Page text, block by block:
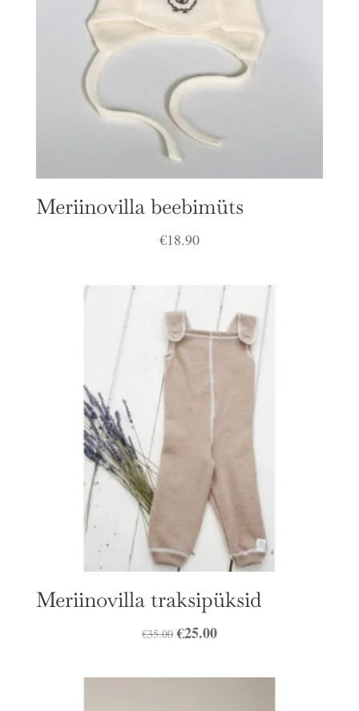
Meriinovilla beebimüts
€18.90
Meriinovilla traksipüksid
€35.00 Algne
oli:
€25.00Praegune
on: